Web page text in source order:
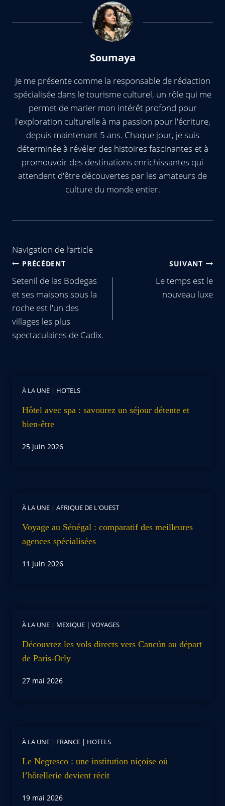
Soumaya
Je me présente comme la responsable de rédaction
spécialisée dans le tourisme culturel, un rôle qui me
permet de marier mon intérêt profond pour
l'exploration culturelle à ma passion pour l'écriture,
depuis maintenant 5 ans. Chaque jour, je suis
déterminée à révéler des histoires fascinantes et à
promouvoir des destinations enrichissantes qui
attendent d'être découvertes par les amateurs de
culture du monde entier.
Navigation de l’article
PRÉCÉDENT
Setenil de las Bodegas
et ses maisons sous la
roche est l'un des
villages les plus
spectaculaires de Cadix.
SUIVANT
Le temps est le
nouveau luxe
À LA UNE | HOTELS
Hôtel avec spa : savourez un séjour détente et
bien-être
25 juin 2026
À LA UNE | AFRIQUE DE L'OUEST
Voyage au Sénégal : comparatif des meilleures
agences spécialisées
11 juin 2026
À LA UNE | MEXIQUE | VOYAGES
Découvrez les vols directs vers Cancún au départ
de Paris-Orly
27 mai 2026
À LA UNE | FRANCE | HOTELS
Le Negresco : une institution niçoise où
l’hôtellerie devient récit
19 mai 2026